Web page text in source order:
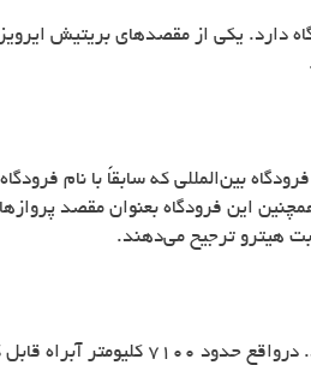
دارد. یکی از مقصدهای بریتیش
داشته و تنها 45 کیلومتر با لندن فاصله دارد. این فرودگاه بین‌المللی که
این فرودگاه بعنوان مقصد
هیترو ترجیح می‌دهند.
دریا و رودخانه‌های داخلی انگلیس نقش مهمی را در حمل و نقل انگلستان و در